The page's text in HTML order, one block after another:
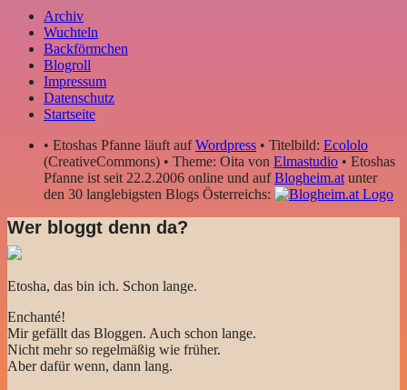
Archiv
Wuchteln
Backförmchen
Blogroll
Impressum
Datenschutz
Startseite
• Etoshas Pfanne läuft aufWordpress • Titelbild: Ecololo
(CreativeCommons) • Theme: Oita von Elmastudio • Etoshas
Pfanne ist seit 22.2.2006 online und aufBlogheim.at unter
den 30 langlebigsten Blogs Österreichs:
Wer bloggt denn da?
Etosha, das bin ich. Schon lange.
Enchanté!
Mir gefällt das Bloggen. Auch schon lange.
Nicht mehr so regelmäßig wie früher.
Aber dafür wenn, dann lang.